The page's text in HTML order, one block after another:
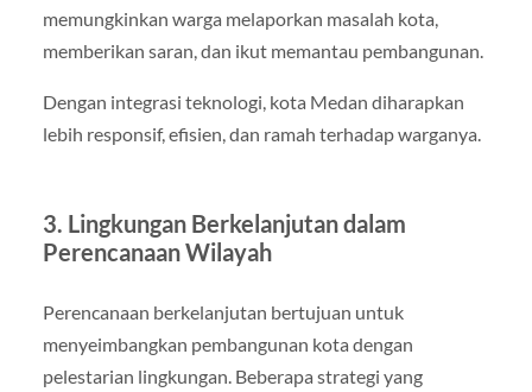
memungkinkan warga melaporkan masalah kota,
memberikan saran, dan ikut memantau pembangunan.
Dengan integrasi teknologi, kota Medan diharapkan
lebih responsif, efisien, dan ramah terhadap warganya.
3. Lingkungan Berkelanjutan dalam
Perencanaan Wilayah
Perencanaan berkelanjutan bertujuan untuk
menyeimbangkan pembangunan kota dengan
pelestarian lingkungan. Beberapa strategi yang